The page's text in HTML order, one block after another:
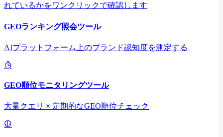
れているかをワンクリックで確認します
GEOランキング照会ツール
AIプラットフォーム上のブランド認知度を測定する
GEO順位モニタリングツール
大量クエリ × 定期的なGEO順位チェック